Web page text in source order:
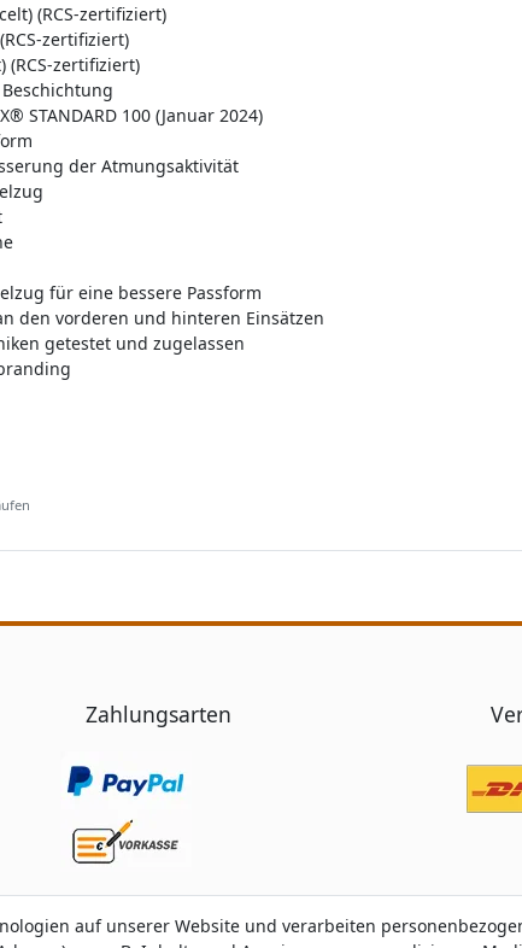
(RCS-zertifiziert)
zertifiziert)
(RCS-zertifiziert)
STANDARD 100 (Januar 2024)
der Atmungsaktivität
für eine bessere Passform
den vorderen und hinteren Einsätzen
getestet und zugelassen
Zahlungsarten
auf unserer Website und verarbeiten
auf unserer Website und verarbeiten